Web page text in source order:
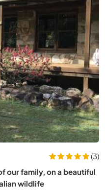
life in Wilsons Creek,